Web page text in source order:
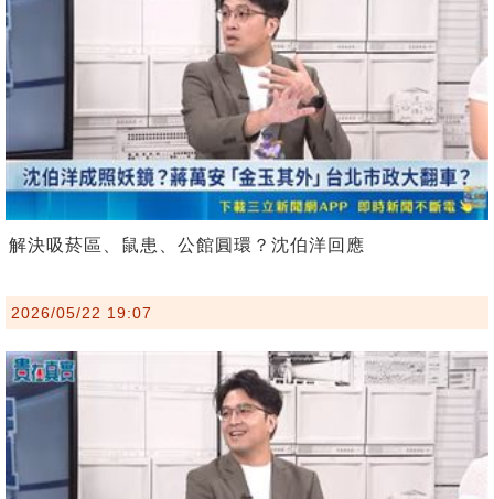
解決吸菸區、鼠患、公館圓環？沈伯洋回應
2026/05/22 19:07